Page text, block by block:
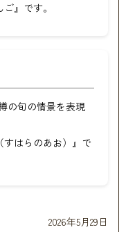
』です。
の旬の情景を表現
はらのあお）』で
2026年5月29日